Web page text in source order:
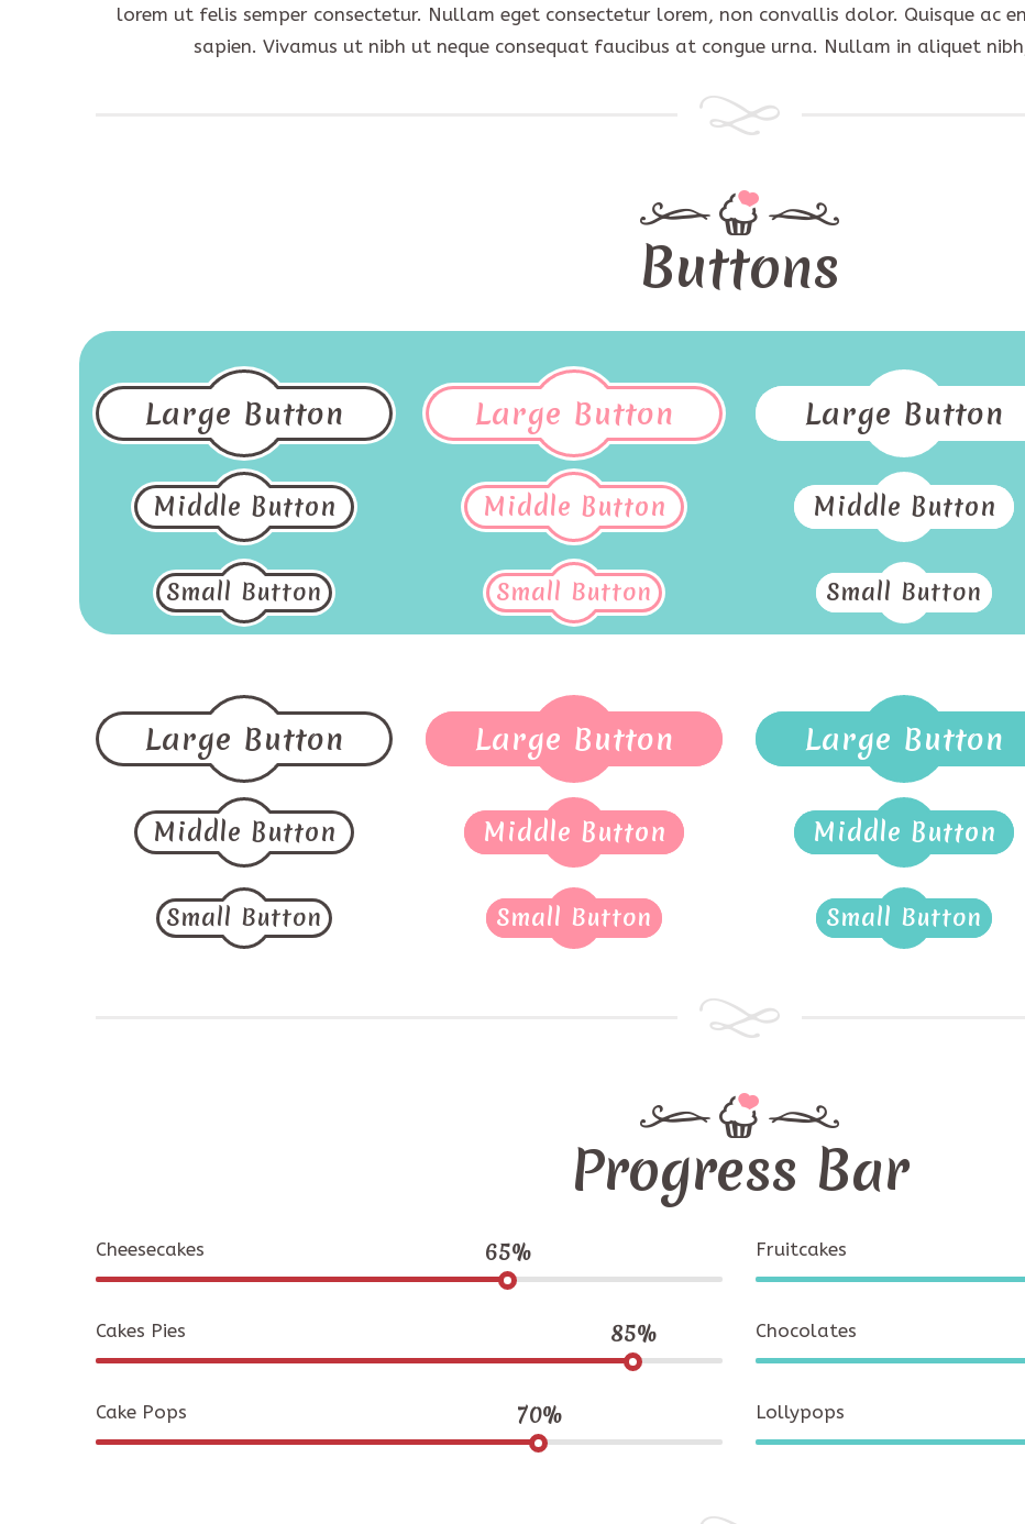
lorem ut felis semper consectetur. Nullam eget consectetur lorem, non convallis dolor. Quisque ac
sapien. Vivamus ut nibh ut neque consequat faucibus at congue urna. Nullam in aliquet
Buttons
Large Button
Middle Button
Small Button
Large Button
Middle Button
Small Button
Large Button
Middle Button
Small Button
Large Button
Middle Button
Small Button
Large Button
Middle Button
Small Button
Large Button
Middle Button
Small Button
Progress Bar
Cheesecakes 65%
Cakes Pies 85%
Cake Pops 70%
Fruitcakes
Chocolates
Lollypops